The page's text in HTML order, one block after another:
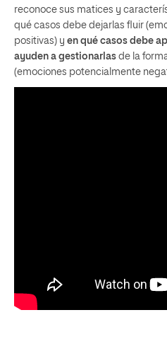
reconoce sus matices y
qué casos debe dejarlas fluir
positivas) y en qué casos debe
ayuden a gestionarlas de la
(emociones potencialmente